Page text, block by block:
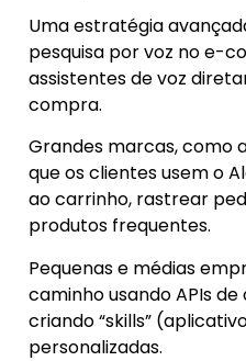
Uma estratégia
pesquisa por voz no e-
assistentes de voz
compra.
Grandes marcas, como
que os clientes usem o
ao carrinho, rastrear
produtos frequentes.
Pequenas e médias
caminho usando APIs
criando “skills”
personalizadas.